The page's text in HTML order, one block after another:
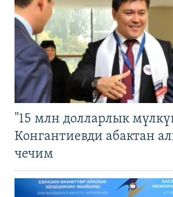
"15 млн долларлык
Конгантиевди абактан
чечим